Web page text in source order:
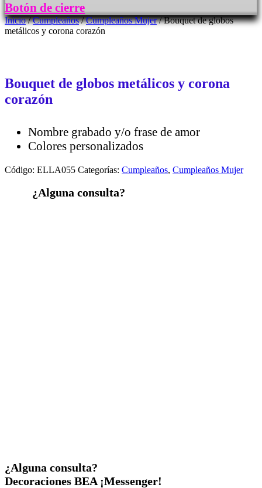
Botón de cierre
Inicio/Cumpleaños/Cumpleaños Mujer/ Bouquet de globos
metálicos y corona corazón
Bouquet de globos metálicos y corona
corazón
Nombre grabado y/o frase de amor
Colores personalizados
Código: ELLA055 Categorías: Cumpleaños, Cumpleaños Mujer
¿Alguna consulta?
¿Alguna consulta?
Decoraciones BEA ¡Messenger!